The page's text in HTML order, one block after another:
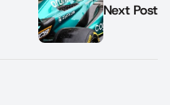
Next Post